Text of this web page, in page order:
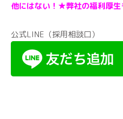
他にはない！★弊社の福利厚
公式LINE（採用相談口）